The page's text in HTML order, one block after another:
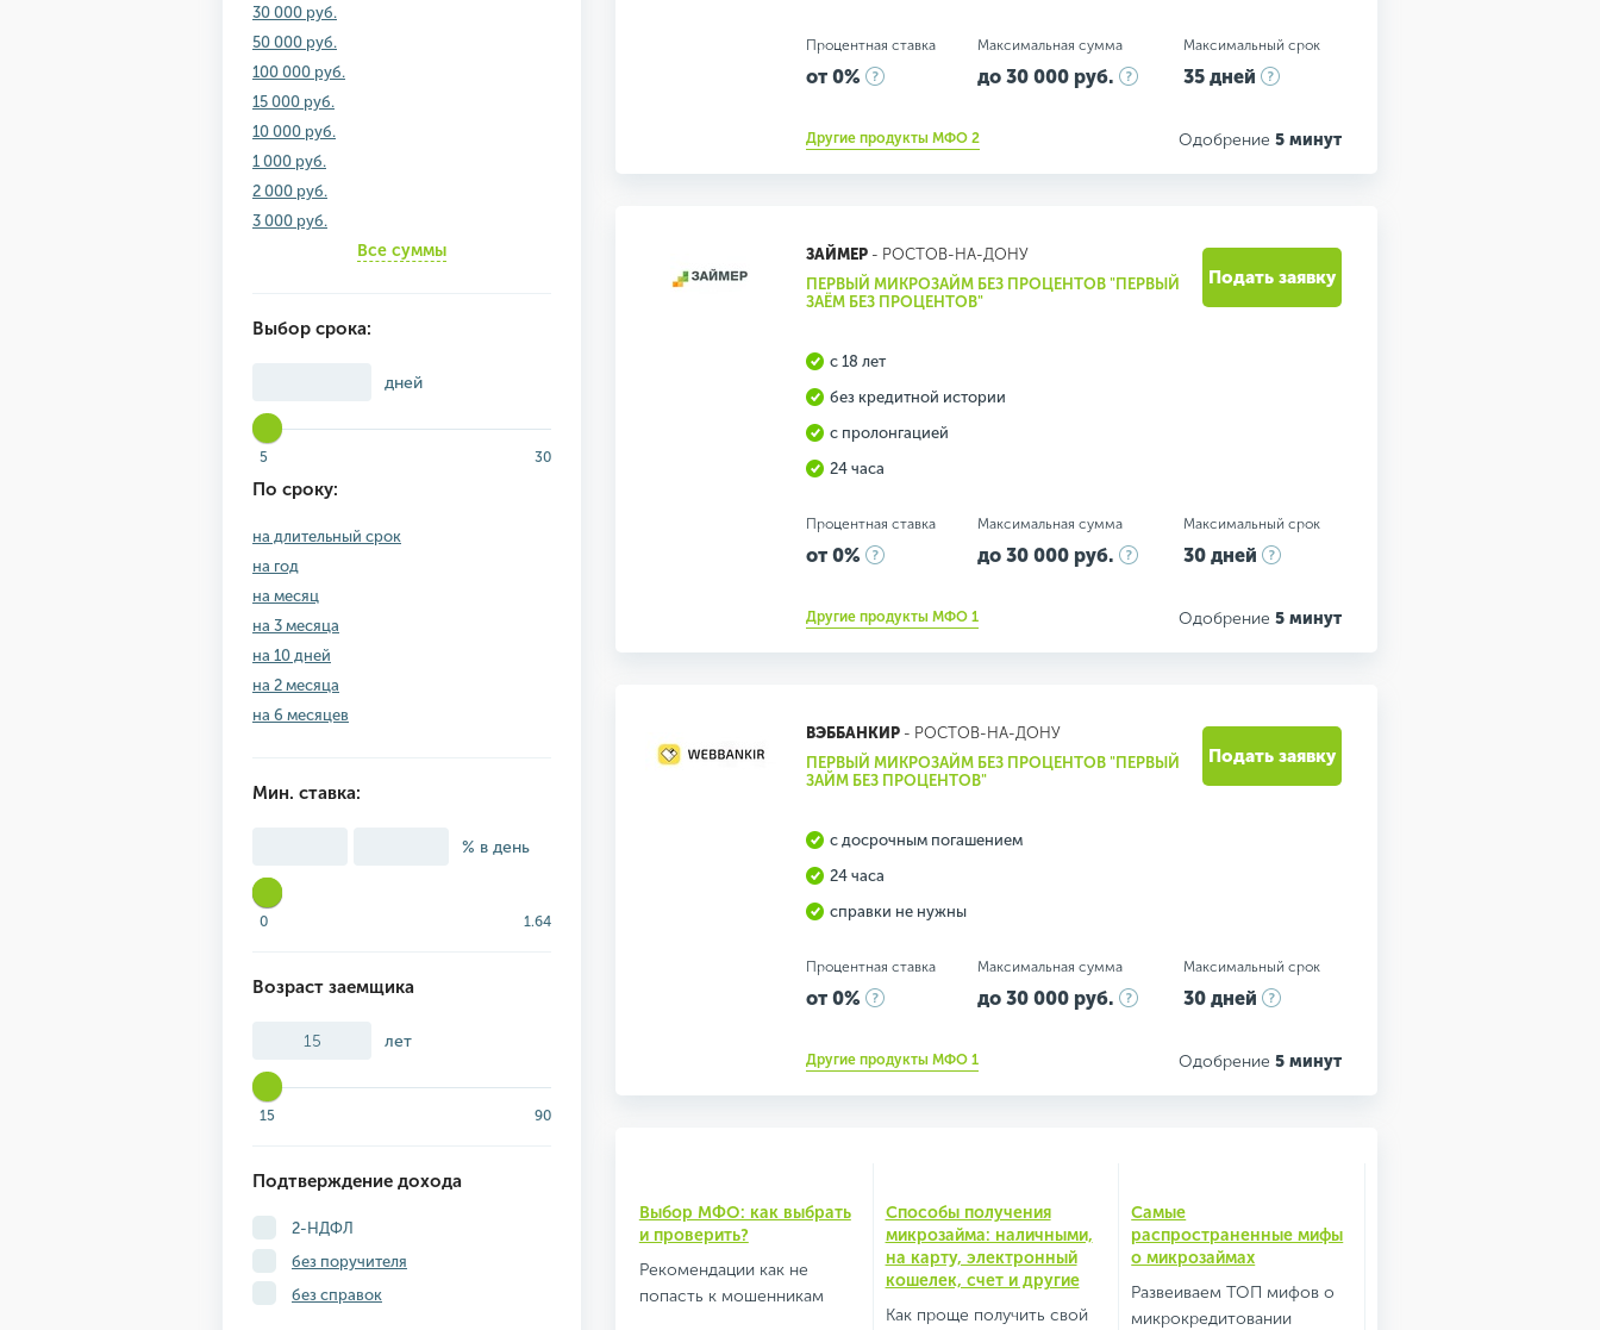
30 000 руб.
50 000 руб.
100 000 руб.
15 000 руб.
10 000 руб.
1 000 руб.
2 000 руб.
3 000 руб.
Все суммы
Выбор срока:
дней
5 30
По сроку:
на длительный срок
на год
на месяц
на 3 месяца
на 10 дней
на 2 месяца
на 6 месяцев
Мин. ставка:
% в день
0 1.64
Возраст заемщика
лет
15 90
Подтверждение дохода
2-НДФЛ
без поручителя
без справок
Процентная ставка
от 0%
Максимальная сумма
до 30 000 руб.
Максимальный срок
35 дней
Другие продукты МФО 2 Одобрение 5 минут
ЗАЙМЕР- РОСТОВ-НА-ДОНУ
ПЕРВЫЙ МИКРОЗАЙМ БЕЗ ПРОЦЕНТОВ "ПЕРВЫЙ
ЗАЁМ БЕЗ ПРОЦЕНТОВ"
с 18 лет
без кредитной истории
с пролонгацией
24 часа
Процентная ставка
от 0%
Максимальная сумма
до 30 000 руб.
Максимальный срок
30 дней
Другие продукты МФО 1 Одобрение 5 минут
Подать заявку
ВЭББАНКИР- РОСТОВ-НА-ДОНУ
ПЕРВЫЙ МИКРОЗАЙМ БЕЗ ПРОЦЕНТОВ "ПЕРВЫЙ
ЗАЙМ БЕЗ ПРОЦЕНТОВ"
с досрочным погашением
24 часа
справки не нужны
Процентная ставка
от 0%
Максимальная сумма
до 30 000 руб.
Максимальный срок
30 дней
Другие продукты МФО 1 Одобрение 5 минут
Подать заявку
Выбор МФО: как выбрать
и проверить?
Рекомендации как не
попасть к мошенникам
Способы получения
микрозайма: наличными,
на карту, электронный
кошелек, счет и другие
Как проще получить свой
Самые
распространенные мифы
о микрозаймах
Развеиваем ТОП мифов о
микрокредитовании